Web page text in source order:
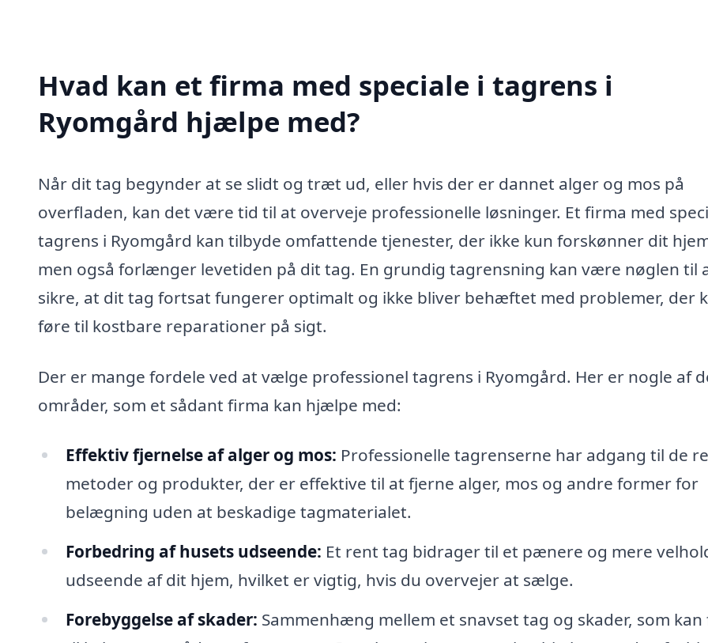
Hvad kan et firma med speciale i tagrens i
Ryomgård hjælpe med?
Når dit tag begynder at se slidt og træt ud, eller hvis der er dannet alger og mos på
overfladen, kan det være tid til at overveje professionelle løsninger. Et firma med
tagrens i Ryomgård kan tilbyde omfattende tjenester, der ikke kun forskønner dit
men også forlænger levetiden på dit tag. En grundig tagrensning kan være nøglen til
sikre, at dit tag fortsat fungerer optimalt og ikke bliver behæftet med problemer, der
føre til kostbare reparationer på sigt.
Der er mange fordele ved at vælge professionel tagrens i Ryomgård. Her er nogle af
områder, som et sådant firma kan hjælpe med:
Effektiv fjernelse af alger og mos: Professionelle tagrenserne har adgang til de
metoder og produkter, der er effektive til at fjerne alger, mos og andre former for
belægning uden at beskadige tagmaterialet.
Forbedring af husets udseende: Et rent tag bidrager til et pænere og mere
udseende af dit hjem, hvilket er vigtig, hvis du overvejer at sælge.
Forebyggelse af skader: Sammenhæng mellem et snavset tag og skader, som kan